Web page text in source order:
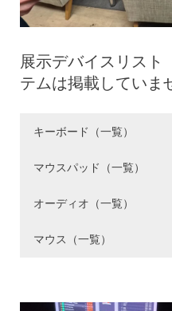
展示デバイスリスト
テムは掲載していま
キーボード（一覧）
マウスパッド（一覧）
オーディオ（一覧）
マウス（一覧）